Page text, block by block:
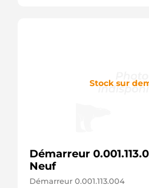
Stock sur
Démarreur
Neuf
Démarreur 0.001.113.004